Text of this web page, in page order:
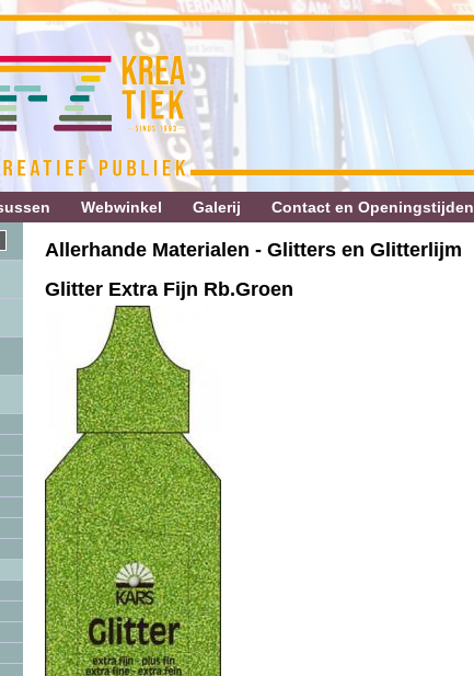
Webwinkel Galerij Contact en Openingstijden
Allerhande Materialen - Glitters en Glitterlijm
Glitter Extra Fijn Rb.Groen